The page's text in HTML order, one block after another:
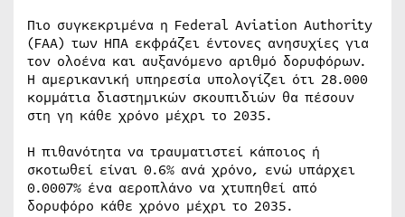
Πιο συγκεκριμένα η Federal Aviation Authority
(FAA) των ΗΠΑ εκφράζει έντονες ανησυχίες για
τον ολοένα και αυξανόμενο αριθμό δορυφόρων.
Η αμερικανική υπηρεσία υπολογίζει ότι 28.000
κομμάτια διαστημικών σκουπιδιών θα πέσουν
στη γη κάθε χρόνο μέχρι το 2035.
Η πιθανότητα να τραυματιστεί κάποιος ή
σκοτωθεί είναι 0.6% ανά χρόνο, ενώ υπάρχει
0.0007% ένα αεροπλάνο να χτυπηθεί από
δορυφόρο κάθε χρόνο μέχρι το 2035.